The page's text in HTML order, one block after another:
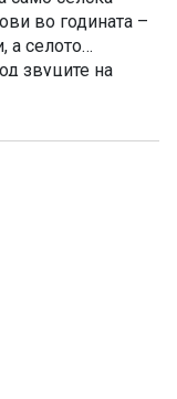
во годината –
а селото
звуците на
куќите, се
пречекани